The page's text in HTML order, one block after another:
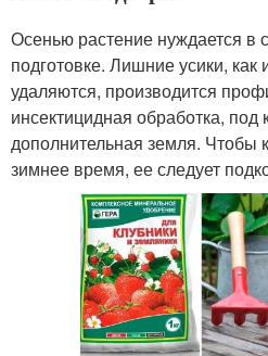
Осенью растение нуждается в
подготовке. Лишние усики,
удаляются, производится
инсектицидная обработка, под
дополнительная земля. Чтобы
зимнее время, ее следует